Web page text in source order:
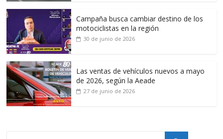
Campaña busca cambiar destino de los
motociclistas en la región
30 de junio de 2026
Las ventas de vehículos nuevos a mayo
de 2026, según la Aeade
27 de junio de 2026